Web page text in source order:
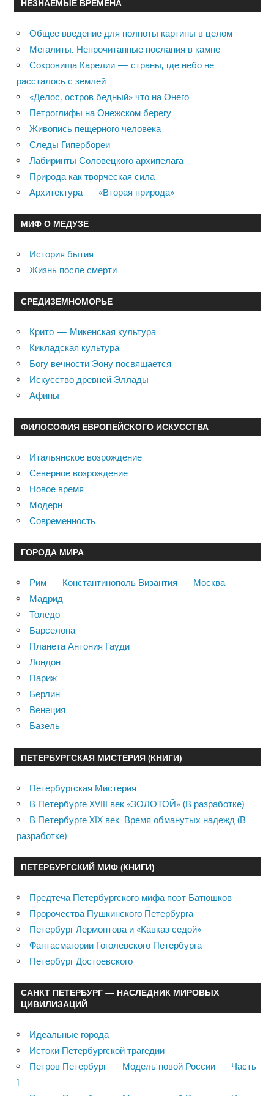
НЕЗНАЕМЫЕ ВРЕМЕНА
Общее введение для полноты картины в целом
Мегалиты: Непрочитанные послания в камне
Сокровища Карелии — страны, где небо не
рассталось с землей
«Делос, остров бедный» что на Онего…
Петроглифы на Онежском берегу
Живопись пещерного человека
Следы Гипербореи
Лабиринты Соловецкого архипелага
Природа как творческая сила
Архитектура — «Вторая природа»
МИФ О МЕДУЗЕ
История бытия
Жизнь после смерти
СРЕДИЗЕМНОМОРЬЕ
Крито — Микенская культура
Кикладская культура
Богу вечности Эону посвящается
Искусство древней Эллады
Афины
ФИЛОСОФИЯ ЕВРОПЕЙСКОГО ИСКУССТВА
Итальянское возрождение
Северное возрождение
Новое время
Модерн
Современность
ГОРОДА МИРА
Рим — Константинополь Византия — Москва
Мадрид
Толедо
Барселона
Планета Антония Гауди
Лондон
Париж
Берлин
Венеция
Базель
ПЕТЕРБУРГСКАЯ МИСТЕРИЯ (КНИГИ)
Петербургская Мистерия
В Петербурге XVIII век «ЗОЛОТОЙ» (В разработке)
В Петербурге XIX век. Время обманутых надежд (В
разработке)
ПЕТЕРБУРГСКИЙ МИФ (КНИГИ)
Предтеча Петербургского мифа поэт Батюшков
Пророчества Пушкинского Петербурга
Петербург Лермонтова и «Кавказ седой»
Фантасмагории Гоголевского Петербурга
Петербург Достоевского
САНКТ ПЕТЕРБУРГ — НАСЛЕДНИК МИРОВЫХ
ЦИВИЛИЗАЦИЙ
Идеальные города
Истоки Петербургской трагедии
Петров Петербург — Модель новой России — Часть
1